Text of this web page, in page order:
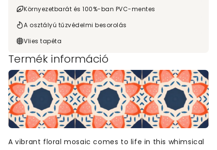
Környezetbarát és 100%-ban PVC-mentes
A osztályú tűzvédelmi besorolás
Vlies tapéta
Termék információ
A vibrant floral mosaic comes to life in this whimsical